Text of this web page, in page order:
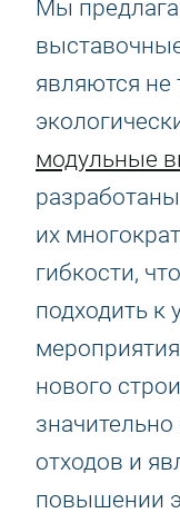
Мы
являются не
модульные
их
гибкости,
подходить к
нового
отходов и
повышении